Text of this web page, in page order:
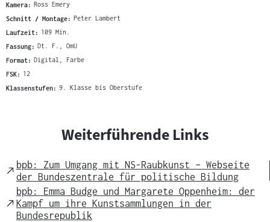
Kamera: Ross Emery
Schnitt / Montage: Peter Lambert
Laufzeit: 109 Min.
Fassung: Dt. F., OmU
Format: Digital, Farbe
FSK: 12
Klassenstufen: 9. Klasse bis Oberstufe
Weiterführende Links
External
Link
bpb: Zum Umgang mit NS-Raubkunst – Webseite
der Bundeszentrale für politische Bildung
External
Link
bpb: Emma Budge und Margarete Oppenheim: der
Kampf um ihre Kunstsammlungen in der
Bundesrepublik